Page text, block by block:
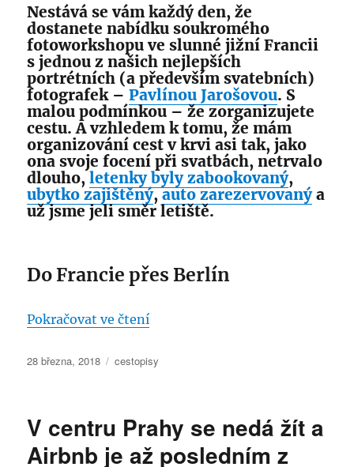
Nestává se vám každý den, že
dostanete nabídku soukromého
fotoworkshopu ve slunné jižní Francii
s jednou z našich nejlepších
portrétních (a především svatebních)
fotografek –Pavlínou Jarošovou. S
malou podmínkou – že zorganizujete
cestu. A vzhledem k tomu, že mám
organizování cest v krvi asi tak, jako
ona svoje focení při svatbách, netrvalo
dlouho,letenky byly zabookovaný,
ubytko zajištěný,auto zarezervovanýa
už jsme jeli směr letiště.
Do Francie přes Berlín
Pokračovat ve čtení„Carcassonne a další
Publikováno:
28 března, 2018 Rubriky:
cestopisy
V centru Prahy se nedá žít a
Airbnb je až posledním z